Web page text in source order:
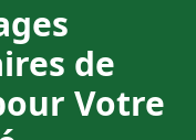
de
Votre